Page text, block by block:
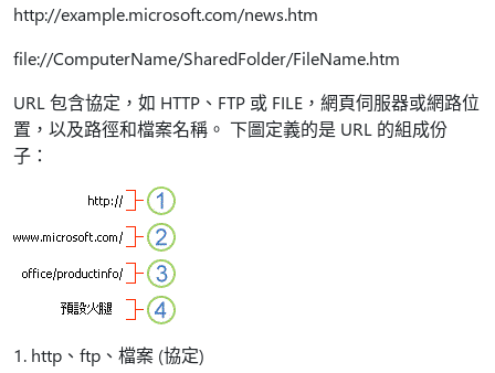
http://example.microsoft.com/news.htm
file://ComputerName/SharedFolder/FileName.htm
URL 包含協定，如 HTTP、FTP 或 FILE，網頁伺服器或網路位
置，以及路徑和檔案名稱。 下圖定義的是 URL 的組成份
子：
1. http、ftp、檔案 (協定)